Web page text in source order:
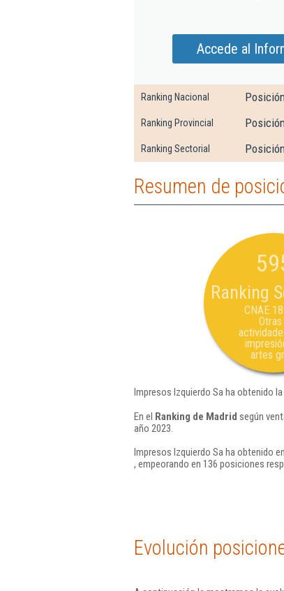
Accede al
Ranking Nacional
Ranking Provincial
Ranking Sectorial
Resumen de
Ranking
CNAE
Otras
artes
Impresos Izquierdo Sa ha obtenido
En el Ranking de Madrid según
año 2023.
Impresos Izquierdo Sa ha obtenido
, empeorando en 136 posiciones
Evolución